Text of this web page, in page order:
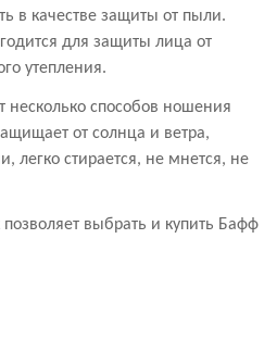
в качестве защиты от пыли.
для защиты лица от
утепления.
несколько способов ношения
от солнца и ветра,
легко стирается, не мнется, не
выбрать и купить Бафф